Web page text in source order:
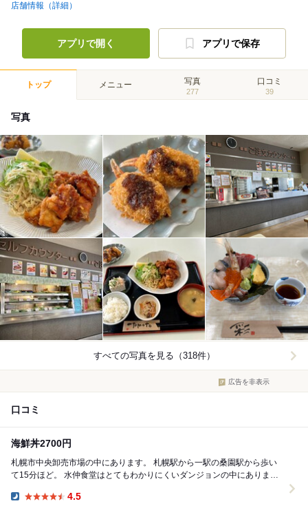
店舗情報（詳細）
アプリで開く アプリで保存
トップ メニュー 写真
277
口コミ
39
写真
すべての写真を見る（318件）
広告を非表示
口コミ
海鮮丼2700円
札幌市中央卸売市場の中にあります。 札幌駅から一駅の桑園駅から歩い
て15分ほど。 水仲食堂はとてもわかりにくいダンジョンの中にあります
4.5